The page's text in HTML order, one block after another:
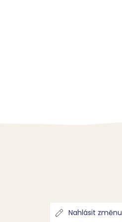
Nahlásit změnu